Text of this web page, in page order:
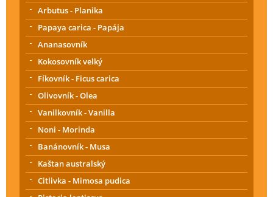
Arbutus - Planika
Papaya carica - Papája
Ananasovník
Kokosovník velký
Fíkovník - Ficus carica
Olivovník - Olea
Vanilkovník - Vanilla
Noni - Morinda
Banánovník - Musa
Kaštan australský
Citlivka - Mimosa pudica